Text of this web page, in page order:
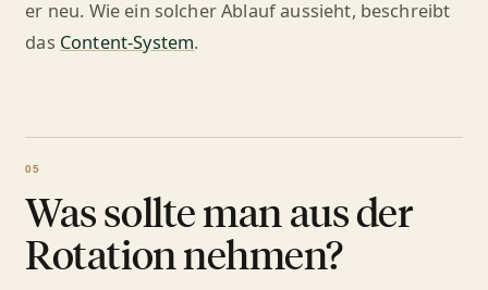
er neu. Wie ein solcher Ablauf aussieht, beschreibt
das Content-System.
Was sollte man aus der
Rotation nehmen?